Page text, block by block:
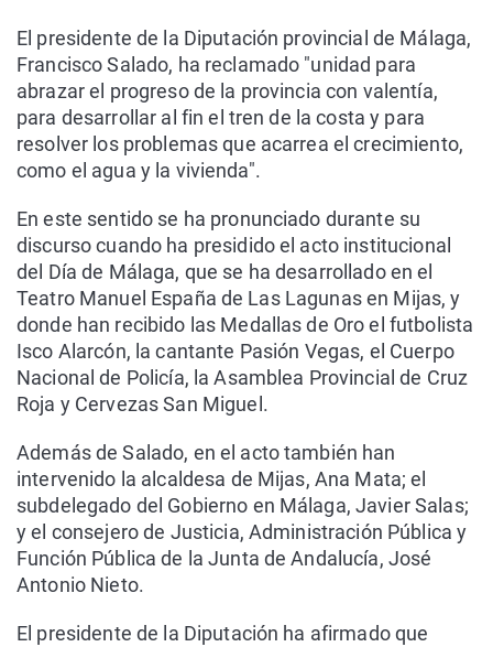
El presidente de la Diputación provincial de Málaga,
Francisco Salado, ha reclamado "unidad para
abrazar el progreso de la provincia con valentía,
para desarrollar al fin el tren de la costa y para
resolver los problemas que acarrea el crecimiento,
como el agua y la vivienda".
En este sentido se ha pronunciado durante su
discurso cuando ha presidido el acto institucional
del Día de Málaga, que se ha desarrollado en el
Teatro Manuel España de Las Lagunas en Mijas, y
donde han recibido las Medallas de Oro el futbolista
Isco Alarcón, la cantante Pasión Vegas, el Cuerpo
Nacional de Policía, la Asamblea Provincial de Cruz
Roja y Cervezas San Miguel.
Además de Salado, en el acto también han
intervenido la alcaldesa de Mijas, Ana Mata; el
subdelegado del Gobierno en Málaga, Javier Salas;
y el consejero de Justicia, Administración Pública y
Función Pública de la Junta de Andalucía, José
Antonio Nieto.
El presidente de la Diputación ha afirmado que